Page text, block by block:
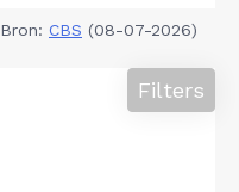
Bron: CBS (08-07-2026)
Filters